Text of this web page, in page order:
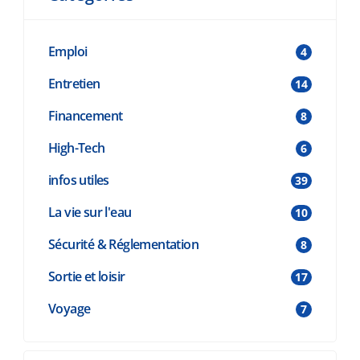
Emploi 4
Entretien 14
Financement 8
High-Tech 6
infos utiles 39
La vie sur l'eau 10
Sécurité & Réglementation 8
Sortie et loisir 17
Voyage 7